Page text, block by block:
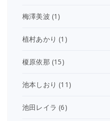
梅澤美波 (1)
植村あかり (1)
榎原依那 (15)
池本しおり (11)
池田レイラ (6)